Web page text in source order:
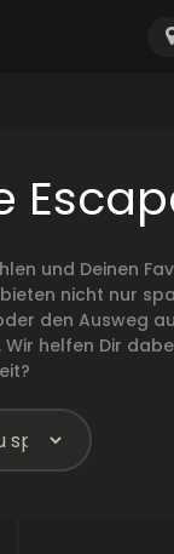
und Deinen
nicht nur
den Ausweg
helfen Dir